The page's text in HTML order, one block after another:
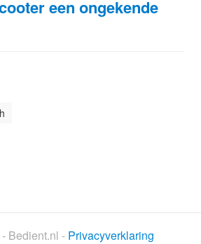
een ongekende
Bedient.nl - Privacyverklaring